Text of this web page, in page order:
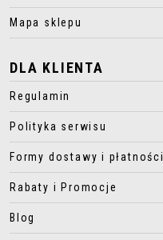
Mapa sklepu
DLA KLIENTA
Regulamin
Polityka serwisu
Formy dostawy i płatności
Rabaty i Promocje
Blog